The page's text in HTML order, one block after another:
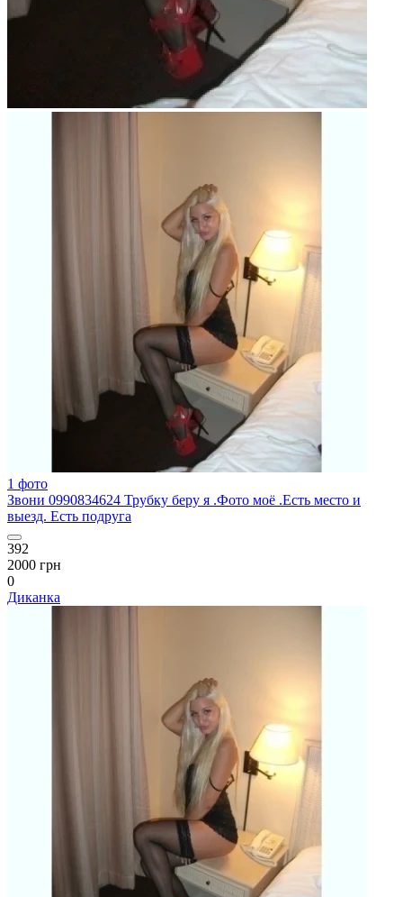
1 фото
Звони 0990834624 Трубку беру я .Фото моё .Есть место и
выезд. Есть подруга
392
2000 грн
0
Диканка